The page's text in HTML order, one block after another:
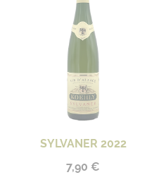
SYLVANER 2022
7,90 €